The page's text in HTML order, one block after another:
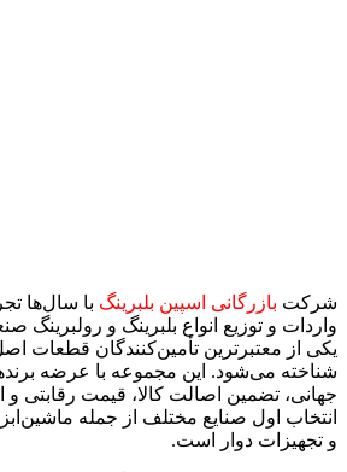
شرکت بازرگانی اسپین بلبرینگ با سال‌ها
واردات و توزیع انواع بلبرینگ و رولبرینگ
یکی از معتبرترین تأمین‌کنندگان قطعات
شناخته می‌شود. این مجموعه با عرضه
جهانی، تضمین اصالت کالا، قیمت رقابتی و
انتخاب اول صنایع مختلف از جمله
و تجهیزات دوار است.